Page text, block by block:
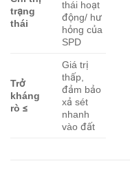
trạng
thái
thái hoạt
động/ hư
hỏng của
SPD
Trở
kháng
rò ≤
Giá trị
thấp,
đảm bảo
xả sét
nhanh
vào đất